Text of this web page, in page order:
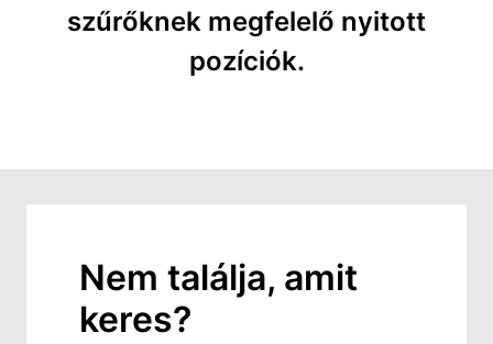
szűrőknek megfelelő nyitott
pozíciók.
Nem találja, amit
keres?